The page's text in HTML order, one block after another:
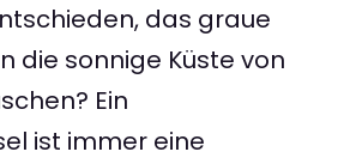
das graue
die sonnige Küste von
Ein
ist immer eine